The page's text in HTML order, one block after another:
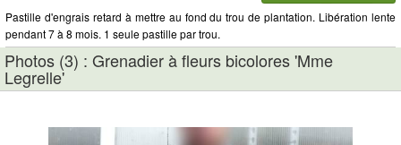
Pastille d'engrais retard à mettre au fond du trou de plantation. Libération lente
pendant 7 à 8 mois. 1 seule pastille par trou.
Photos (3) : Grenadier à fleurs bicolores 'Mme
Legrelle'